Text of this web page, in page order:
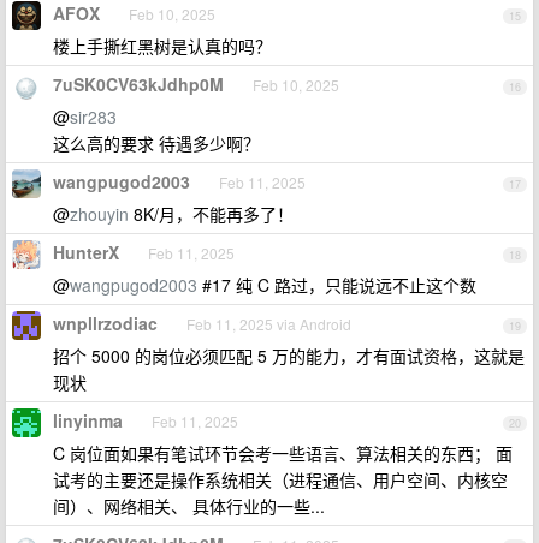
15
AFOX Feb 10, 2025
楼上手撕红黑树是认真的吗？
16
7uSK0CV63kJdhp0M Feb 10, 2025
@sir283
这么高的要求 待遇多少啊？
17
wangpugod2003 Feb 11, 2025
@zhouyin 8K/月，不能再多了！
18
HunterX Feb 11, 2025
@wangpugod2003 #17 纯 C 路过，只能说远不止这个数
19
wnpllrzodiac Feb 11, 2025 via Android
招个 5000 的岗位必须匹配 5 万的能力，才有面试资格，这就是
现状
20
linyinma Feb 11, 2025
C 岗位面如果有笔试环节会考一些语言、算法相关的东西； 面
试考的主要还是操作系统相关（进程通信、用户空间、内核空
间）、网络相关、 具体行业的一些...